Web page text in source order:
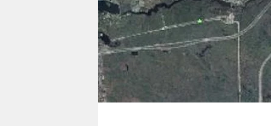
shop
fragen & hilfe
unterstützen
abo
genossenschaft